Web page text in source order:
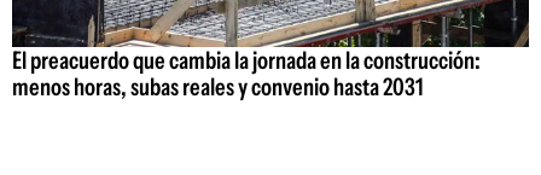
El preacuerdo que cambia la jornada en la construcción:
menos horas, subas reales y convenio hasta 2031